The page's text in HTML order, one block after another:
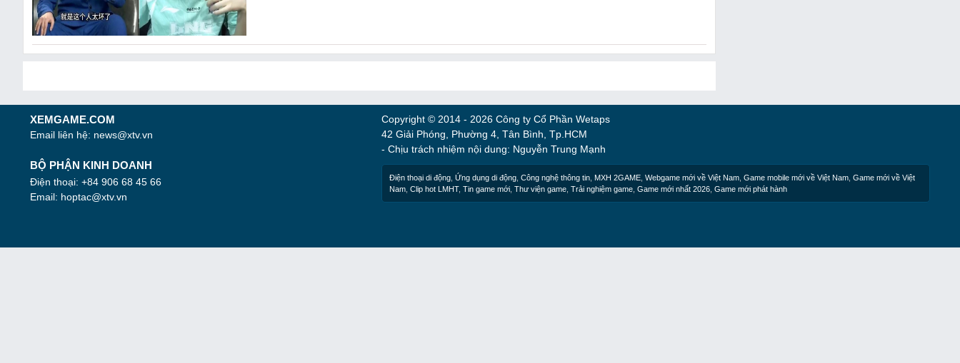
XEMGAME.COM
Email liên hệ: news@xtv.vn
BỘ PHẬN KINH DOANH
Điện thoại: +84 906 68 45 66
Email: hoptac@xtv.vn
Copyright © 2014 - 2026 Công ty Cổ Phần Wetaps
42 Giải Phóng, Phường 4, Tân Bình, Tp.HCM
- Chịu trách nhiệm nội dung: Nguyễn Trung Mạnh
Điện thoại di động Ứng dụng di động Công nghệ thông tin MXH 2GAME Webgame mới về Việt Nam Game mobile mới về Việt Nam Game mới về Việt
Nam Clip hot LMHT, Tin game mới Thư viện game Trải nghiệm game Game mới nhất 2026 Game mới phát hành